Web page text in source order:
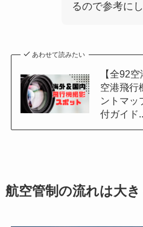
るので参考に
あわせて読みたい
【全92
空港飛行
ントマ
付ガイド
航空管制の流れは大